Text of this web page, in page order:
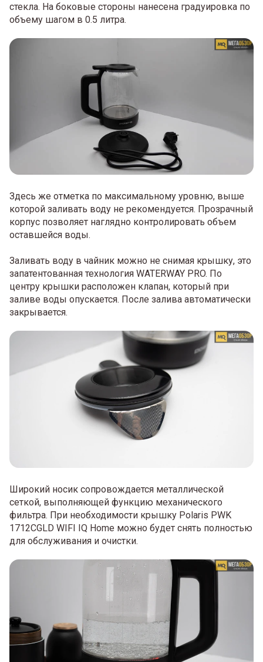
стекла. На боковые стороны нанесена градуировка по
объему шагом в 0.5 литра.
Здесь же отметка по максимальному уровню, выше
которой заливать воду не рекомендуется. Прозрачный
корпус позволяет наглядно контролировать объем
оставшейся воды.
Заливать воду в чайник можно не снимая крышку, это
запатентованная технология WATERWAY PRO. По
центру крышки расположен клапан, который при
заливе воды опускается. После залива автоматически
закрывается.
Широкий носик сопровождается металлической
сеткой, выполняющей функцию механического
фильтра. При необходимости крышку Polaris PWK
1712CGLD WIFI IQ Home можно будет снять полностью
для обслуживания и очистки.